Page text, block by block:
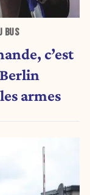
BUS
c’est
armes